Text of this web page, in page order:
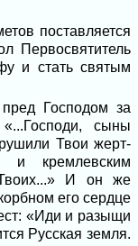
поставляется
Первосвятитель
и стать святым
Господом за
сыны
Твои жерт­
и крем­левским
И он же
его сердце
«Иди и разыщи
Русская земля.